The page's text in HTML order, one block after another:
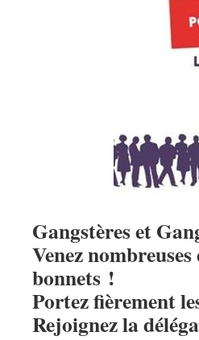
Gangstères et
Venez
bonnets !
Portez fièrement
Rejoignez la